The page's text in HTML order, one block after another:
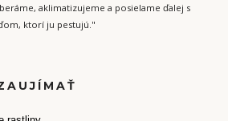
aklimatizujeme a posielame ďalej s
ktorí ju pestujú."